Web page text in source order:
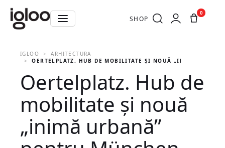
SHOP
0
IGLOO
ARHITECTURA
OERTELPLATZ. HUB DE MOBILITATE ŞI NOUĂ „INIMĂ
Oertelplatz. Hub de
mobilitate şi nouă
„inimă urbană”